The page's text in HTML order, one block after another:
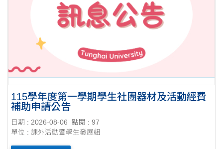
115學年度第一學期學生社團器材及活動經費
補助申請公告
日期 : 2026-08-06
點閱 : 97
單位 : 課外活動暨學生發展組